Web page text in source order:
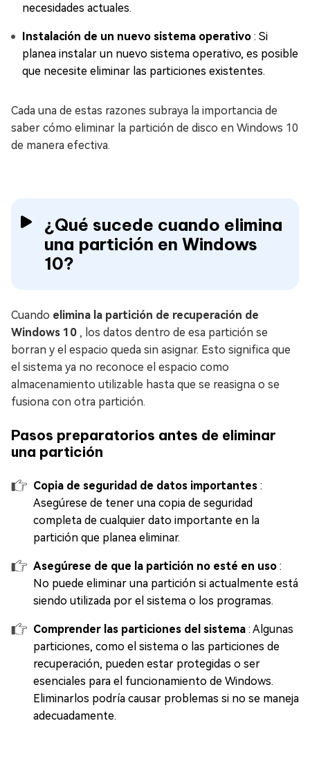
necesidades actuales.
Instalación de un nuevo sistema operativo : Si
planea instalar un nuevo sistema operativo, es posible
que necesite eliminar las particiones existentes.
Cada una de estas razones subraya la importancia de
saber cómo eliminar la partición de disco en Windows 10
de manera efectiva.
¿Qué sucede cuando elimina
una partición en Windows
10?
Cuando elimina la partición de recuperación de
Windows 10 , los datos dentro de esa partición se
borran y el espacio queda sin asignar. Esto significa que
el sistema ya no reconoce el espacio como
almacenamiento utilizable hasta que se reasigna o se
fusiona con otra partición.
Pasos preparatorios antes de eliminar
una partición
Copia de seguridad de datos importantes :
Asegúrese de tener una copia de seguridad
completa de cualquier dato importante en la
partición que planea eliminar.
Asegúrese de que la partición no esté en uso :
No puede eliminar una partición si actualmente está
siendo utilizada por el sistema o los programas.
Comprender las particiones del sistema : Algunas
particiones, como el sistema o las particiones de
recuperación, pueden estar protegidas o ser
esenciales para el funcionamiento de Windows.
Eliminarlos podría causar problemas si no se maneja
adecuadamente.